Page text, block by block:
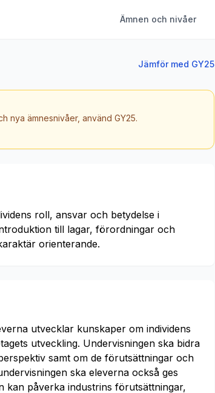
Ämnen och nivåer
Jämför med GY25
nya ämnesnivåer, använd GY25.
roll, ansvar och betydelse i
till lagar, förordningar och
orienterande.
utvecklar kunskaper om individens
utveckling. Undervisningen ska bidra
samt om de förutsättningar och
ska eleverna också ges
kan påverka industrins förutsättningar,